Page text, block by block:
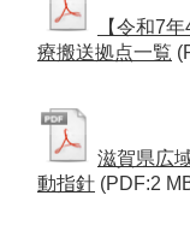
【令和7
療搬送拠点一覧
滋賀県広
動指針 (PDF:2